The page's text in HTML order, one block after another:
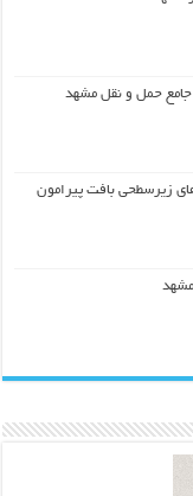
حمل و نقل مشهد
زیرسطحی بافت پیرامون